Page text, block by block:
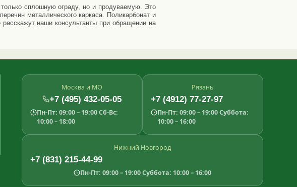
сплошную ограду, но и продуваемую. Это
металлического каркаса. Поликарбонат и
наши консультанты при обращении на
Москва и МО
+7 (495) 432-05-05
Пн-Пт: 09:00 – 19:00Сб-Вс:
10:00 – 18:00
Рязань
+7 (4912) 77-27-97
Пн-Пт: 09:00 – 19:00Суббота:
10:00 – 16:00
Нижний Новгород
+7 (831) 215-44-99
Пн-Пт: 09:00 – 19:00Суббота: 10:00 – 16:00